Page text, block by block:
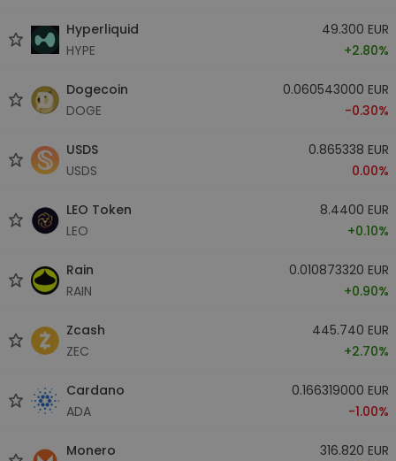
Hyperliquid
HYPE
49.300 EUR
+2.80%
Dogecoin
DOGE
0.060543000 EUR
-0.30%
USDS
USDS
0.865338 EUR
0.00%
LEO Token
LEO
8.4400 EUR
+0.10%
Rain
RAIN
0.010873320 EUR
+0.90%
Zcash
ZEC
445.740 EUR
+2.70%
Cardano
ADA
0.166319000 EUR
-1.00%
Monero
316.820 EUR